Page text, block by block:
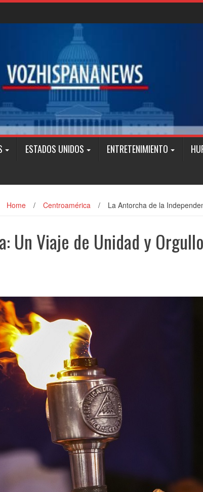
ESTADOS UNIDOS ENTRETENIMIENTO
Home / Centroamérica / La Antorcha de la
Un Viaje de Unidad y Orgullo